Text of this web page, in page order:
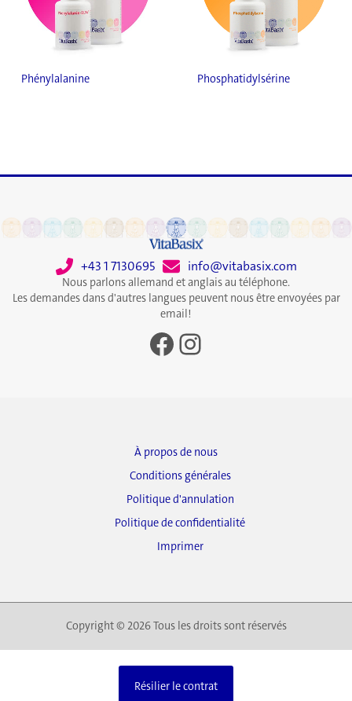
Phénylalanine Phosphatidylsérine
+43 1 7130695 info@vitabasix.com
Nous parlons allemand et anglais au téléphone.
Les demandes dans d'autres langues peuvent nous être envoyées par
email!
Facebook
Instagram
À propos de nous
Conditions générales
Politique d'annulation
Politique de confidentialité
Imprimer
Copyright © 2026 Tous les droits sont réservés
Résilier le contrat